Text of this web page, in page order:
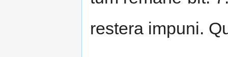
restera impuni.